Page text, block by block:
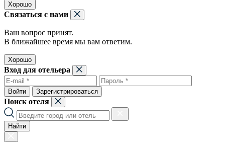
Хорошо
Связаться с нами
Ваш вопрос принят.
В ближайшее время мы вам ответим.
Хорошо
Вход для отельера
Войти Зарегистрироваться
Поиск отеля
Найти